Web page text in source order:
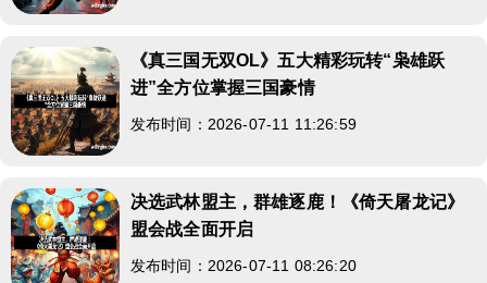
《真三国无双OL》五大精彩玩转“枭雄跃
进”全方位掌握三国豪情
发布时间：2026-07-11 11:26:59
决选武林盟主，群雄逐鹿！《倚天屠龙记》
盟会战全面开启
发布时间：2026-07-11 08:26:20